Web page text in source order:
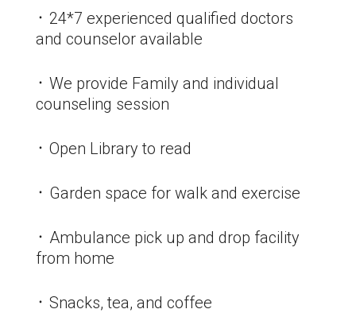
᛫ 24*7 experienced qualified doctors
and counselor available
᛫ We provide Family and individual
counseling session
᛫ Open Library to read
᛫ Garden space for walk and exercise
᛫ Ambulance pick up and drop facility
from home
᛫ Snacks, tea, and coffee